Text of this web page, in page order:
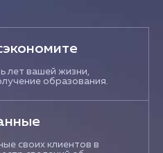
лет вашей жизни,
образования.
своих клиентов в